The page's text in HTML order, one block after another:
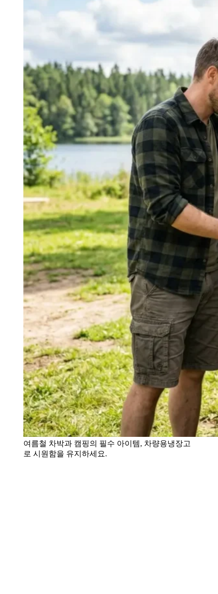
여름철 차박과 캠핑의 필수 아이템, 차량용냉장고
로 시원함을 유지하세요.